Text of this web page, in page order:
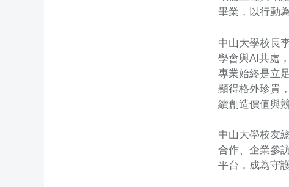
畢業，以行動
中山大學校長
學會與AI共處
專業始終是立
顯得格外珍貴
續創造價值與競
中山大學校友
合作、企業參
平台，成為守